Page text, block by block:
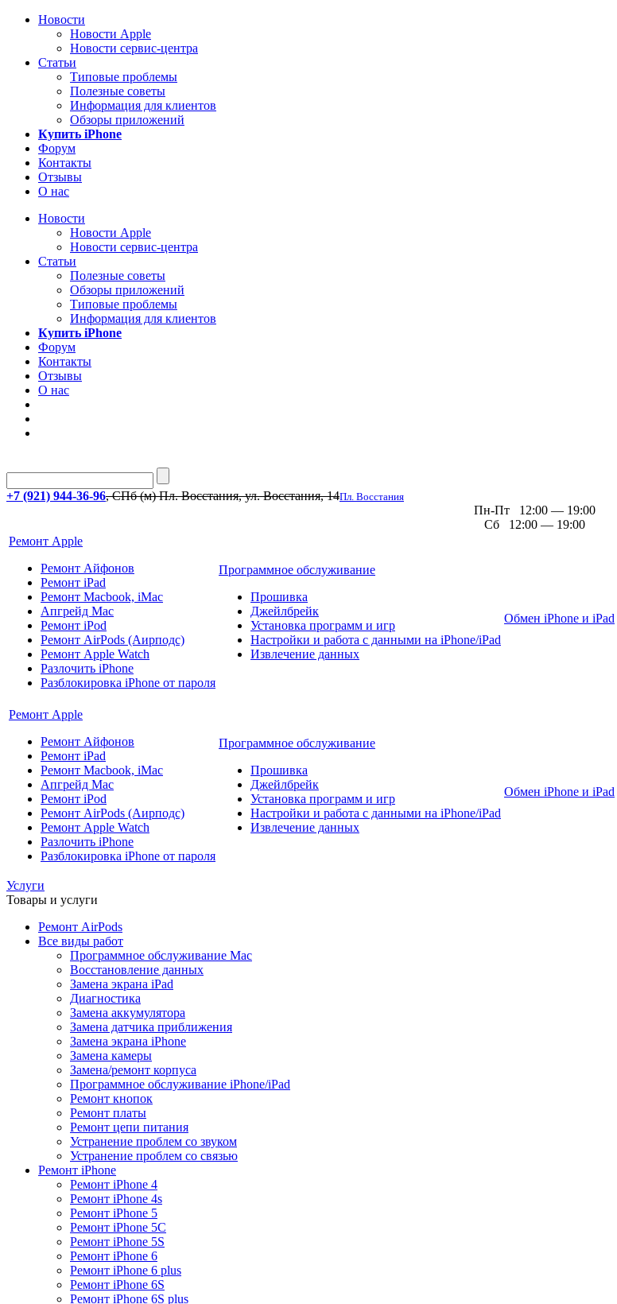
Новости
Новости Apple
Новости сервис-центра
Статьи
Типовые проблемы
Полезные советы
Информация для клиентов
Обзоры приложений
Купить iPhone
Форум
Контакты
Отзывы
О нас
Новости
Новости Apple
Новости сервис-центра
Статьи
Полезные советы
Обзоры приложений
Типовые проблемы
Информация для клиентов
Купить iPhone
Форум
Контакты
Отзывы
О нас
+7 (921) 944-36-96, СПб (м) Пл. Восстания, ул. Восстания, 14Пл. Восстания
Пн-Пт 12:00 — 19:00
Сб 12:00 — 19:00
Ремонт Apple
Ремонт Айфонов
Ремонт iPad
Ремонт Macbook, iMac
Апгрейд Mac
Ремонт iPod
Ремонт AirPods (Аирподс)
Ремонт Apple Watch
Разлочить iPhone
Разблокировка iPhone от пароля
Программное обслуживание
Прошивка
Джейлбрейк
Установка программ и игр
Настройки и работа с данными на iPhone/iPad
Извлечение данных
Обмен iPhone и iPad
Ремонт Apple
Ремонт Айфонов
Ремонт iPad
Ремонт Macbook, iMac
Апгрейд Mac
Ремонт iPod
Ремонт AirPods (Аирподс)
Ремонт Apple Watch
Разлочить iPhone
Разблокировка iPhone от пароля
Программное обслуживание
Прошивка
Джейлбрейк
Установка программ и игр
Настройки и работа с данными на iPhone/iPad
Извлечение данных
Обмен iPhone и iPad
Услуги
Товары и услуги
Ремонт AirPods
Все виды работ
Программное обслуживание Mac
Восстановление данных
Замена экрана iPad
Диагностика
Замена аккумулятора
Замена датчика приближения
Замена экрана iPhone
Замена камеры
Замена/ремонт корпуса
Программное обслуживание iPhone/iPad
Ремонт кнопок
Ремонт платы
Ремонт цепи питания
Устранение проблем со звуком
Устранение проблем со связью
Ремонт iPhone
Ремонт iPhone 4
Ремонт iPhone 4s
Ремонт iPhone 5
Ремонт iPhone 5C
Ремонт iPhone 5S
Ремонт iPhone 6
Ремонт iPhone 6 plus
Ремонт iPhone 6S
Ремонт iPhone 6S plus